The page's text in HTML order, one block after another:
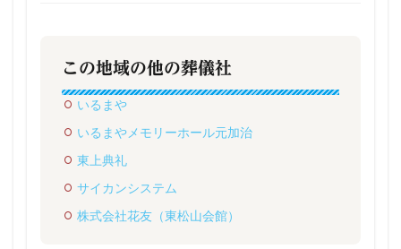
この地域の他の葬儀社
いるまや
いるまやメモリーホール元加治
東上典礼
サイカンシステム
株式会社花友（東松山会館）